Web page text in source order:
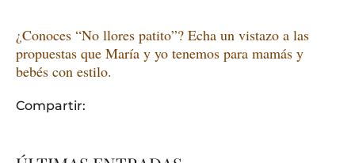
¿Conoces “No llores patito”? Echa un vistazo a las
propuestas que María y yo tenemos para mamás y
bebés con estilo.
Compartir: